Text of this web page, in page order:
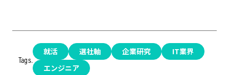
Tags.
就活 選社軸 企業研究
IT業界
エンジニア